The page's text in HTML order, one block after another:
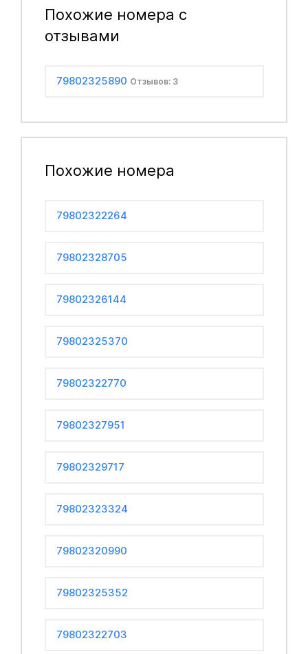
Похожие номера с
отзывами
79802325890 Отзывов: 3
Похожие номера
79802322264
79802328705
79802326144
79802325370
79802322770
79802327951
79802329717
79802323324
79802320990
79802325352
79802322703